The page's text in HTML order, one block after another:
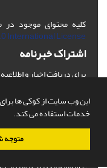
این وب سایت از کوکی ها برای
خدمات استفاده می کند.
کلیه محتوای موجود در
International License
اشتراک خبرنامه
برای دریافت اخبار و